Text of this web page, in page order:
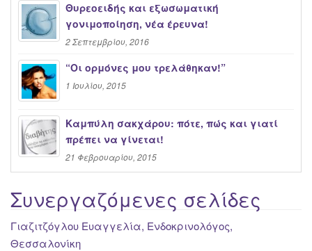
Θυρεοειδής και εξωσωματική
γονιμοποίηση, νέα έρευνα!
2 Σεπτεμβρίου, 2016
“Oι ορμόνες μου τρελάθηκαν!”
1 Ιουλίου, 2015
Καμπύλη σακχάρου: πότε, πώς και γιατί
πρέπει να γίνεται!
21 Φεβρουαρίου, 2015
Συνεργαζόμενες σελίδες
Γιαζιτζόγλου Ευαγγελία, Ενδοκρινολόγος,
Θεσσαλονίκη